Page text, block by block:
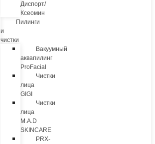
Диспорт/
Ксеомин
Пилинги
и
чистки
Вакуумный
аквапилинг
ProFacial
Чистки
лица
GIGI
Чистки
лица
M.A.D
SKINCARE
PRX-